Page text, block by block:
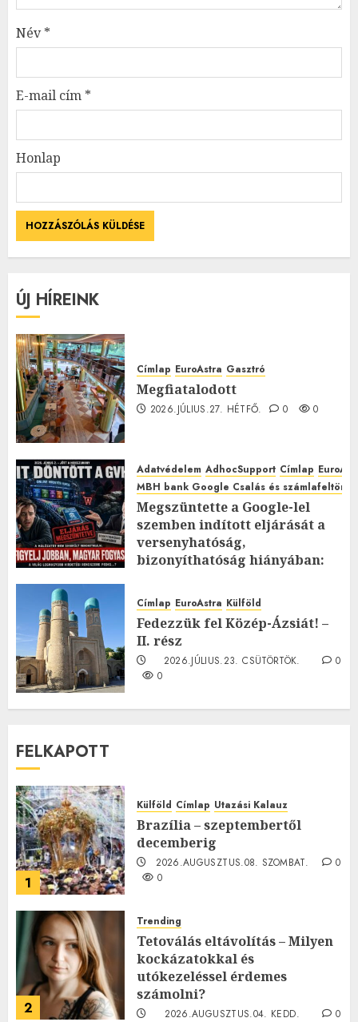
Név*
E-mail cím *
Honlap
ÚJ HÍREINK
Címlap EuroAstra Gasztró
Megfiatalodott
2026.JÚLIUS.27. HÉTFŐ. 0 0
Adatvédelem AdhocSupport Címlap
MBH bank Google Csalás és
Megszüntette a Google-lel
szemben indított eljárását a
versenyhatóság,
bizonyíthatóság hiányában:
2026.JÚLIUS.23. CSÜTÖRTÖK.
0
Címlap EuroAstra Külföld
Fedezzük fel Közép-Ázsiát! –
II. rész
2026.JÚLIUS.23. CSÜTÖRTÖK.
0
0
FELKAPOTT
1
Külföld Címlap Utazási Kalauz
Brazília – szeptembertől
decemberig
2026.AUGUSZTUS.08. SZOMBAT.
0
0
2
Trending
Tetoválás eltávolítás – Milyen
kockázatokkal és
utókezeléssel érdemes
számolni?
2026.AUGUSZTUS.04. KEDD.
0